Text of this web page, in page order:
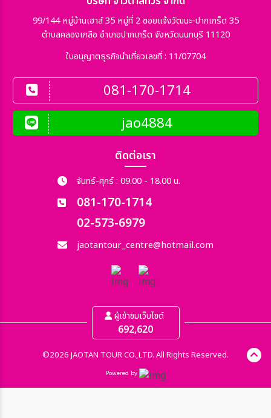
99/144 หมู่บ้านเฮาส์ 35 หมู่ที่ 2 ซอยแจ้งวัฒนะ-ปากเกร็ด 35
ตำบลคลองเกลือ อำเภอปากเกร็ด จังหวัดนนทบุรี 11120
ใบอนุญาตธุรกิจนำเที่ยวเลขที่ : 11/07704
081-170-1714
jao4884
ติดต่อเรา
จันทร์-ศุกร์ : 09.00 - 18.00 น.
081-170-1714
02-573-6979
jaotantour_centre@hotmail.com
ผู้เข้าชมเว็บไซต์
692,620
©2026 JAOTAN TOUR CO.,LTD. All Rights Reserved.
Powered by